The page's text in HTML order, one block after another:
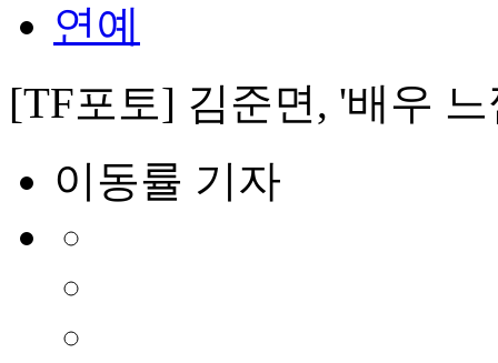
연예
[TF포토] 김준면, '배우
이동률 기자